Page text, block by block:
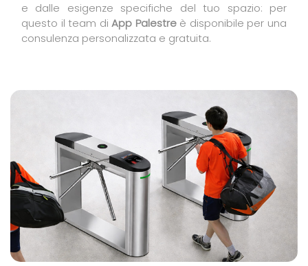
e dalle esigenze specifiche del tuo spazio: per
questo il team diApp Palestreè disponibile per una
consulenza personalizzata e gratuita.